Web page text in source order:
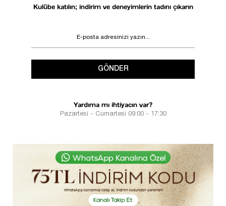
Kulübe katılın; indirim ve deneyimlerin tadını çıkarın
GÖNDER
Yardıma mı ihtiyacın var?
Pazartesi - Cumartesi 09:00 - 17:30